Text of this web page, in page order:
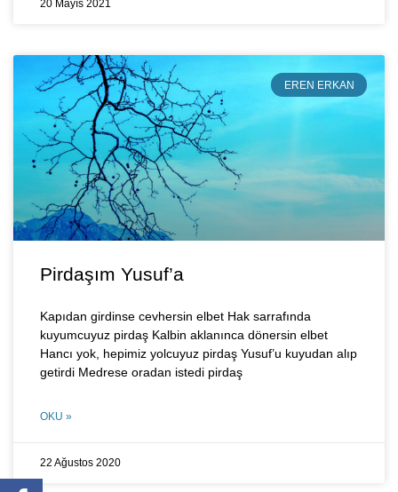
20 Mayıs 2021
EREN ERKAN
Pirdaşım Yusuf’a
Kapıdan girdinse cevhersin elbet Hak sarrafında
kuyumcuyuz pirdaş Kalbin aklanınca dönersin elbet
Hancı yok, hepimiz yolcuyuz pirdaş Yusuf’u kuyudan alıp
getirdi Medrese oradan istedi pirdaş
OKU »
22 Ağustos 2020